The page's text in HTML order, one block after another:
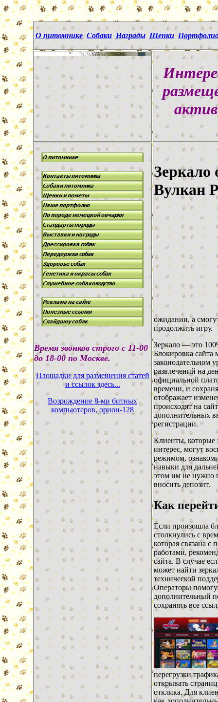
О питомнике Собаки Награды Щенки
Время звонков строго с 11-00
до 18-00 по Москве.
Площадки для размещения статей
и ссылок здесь...
Возрождение 8-ми битных
компьютеров, орион-128
Зеркало
Вулкан
ожидании, а
продолжить игру.
Зеркало — это
Блокировка сайта
законодательном
развлечений на
официальной
времени, и
отображает
происходят на
дополнительных
регистрации.
Клиенты, которые
интерес, могут
режимом,
навыки для
этом им не нужно
вносить депозит.
Как
Если произошла
столкнулись с
которая связана с
работами,
сайта. В случае
может найти
технической
Операторы
дополнительный
сохранять все
перегрузки
открывать
отклика. Для